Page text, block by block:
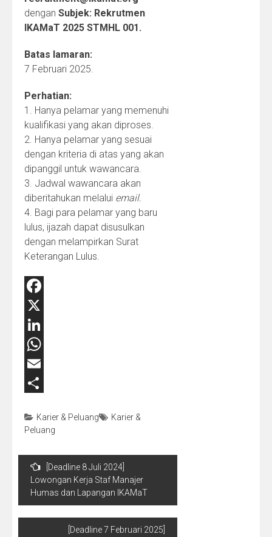
dengan Subjek: Rekrutmen
IKAMaT 2025 STMHL 001.
Batas lamaran:
7 Februari 2025.
Perhatian:
1. Hanya pelamar yang memenuhi
kualifikasi yang akan diproses.
2. Hanya pelamar yang sesuai
dengan kriteria di atas yang akan
dipanggil untuk wawancara.
3. Jadwal wawancara akan
diberitahukan melalui email.
4. Bagi para pelamar yang baru
lulus, ijazah dapat disusulkan
dengan melampirkan Surat
Keterangan Lulus.
Facebook
X
LinkedIn
WhatsApp
Email
Karier & Peluang
Karier &
Peluang
Navigasi
pos
[Deadline 8 Juli 2024]
Lowongan Kerja Staf Manajer
Humas dan Lapangan IKAMaT
[Deadline 7 Februari 2025]